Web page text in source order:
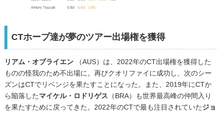
CTホープ達が夢のツアー出場権を獲得
リアム・オブライエン（AUS）は、2022年のCT出場権を獲得した
ものの怪我のため不出場に。再びクオリファイに成功し、次のシー
ズンはCTでリベンジを果たすことになった。また、2019年にCTか
ら陥落したマイケル・ロドリゲス （BRA）も世界最高峰の仲間入り
を果たすために戻ってきた。2022年のCTで最も注目されていたジョ